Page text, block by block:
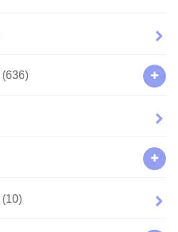
(636)
(10)